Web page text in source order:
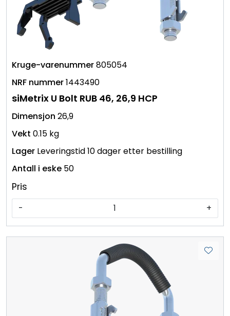
805054
1443490
siMetrix U Bolt RUB 46, 26,9 HCP
26,9
0.15 kg
Leveringstid 10 dager etter bestilling
50
Pris
- +